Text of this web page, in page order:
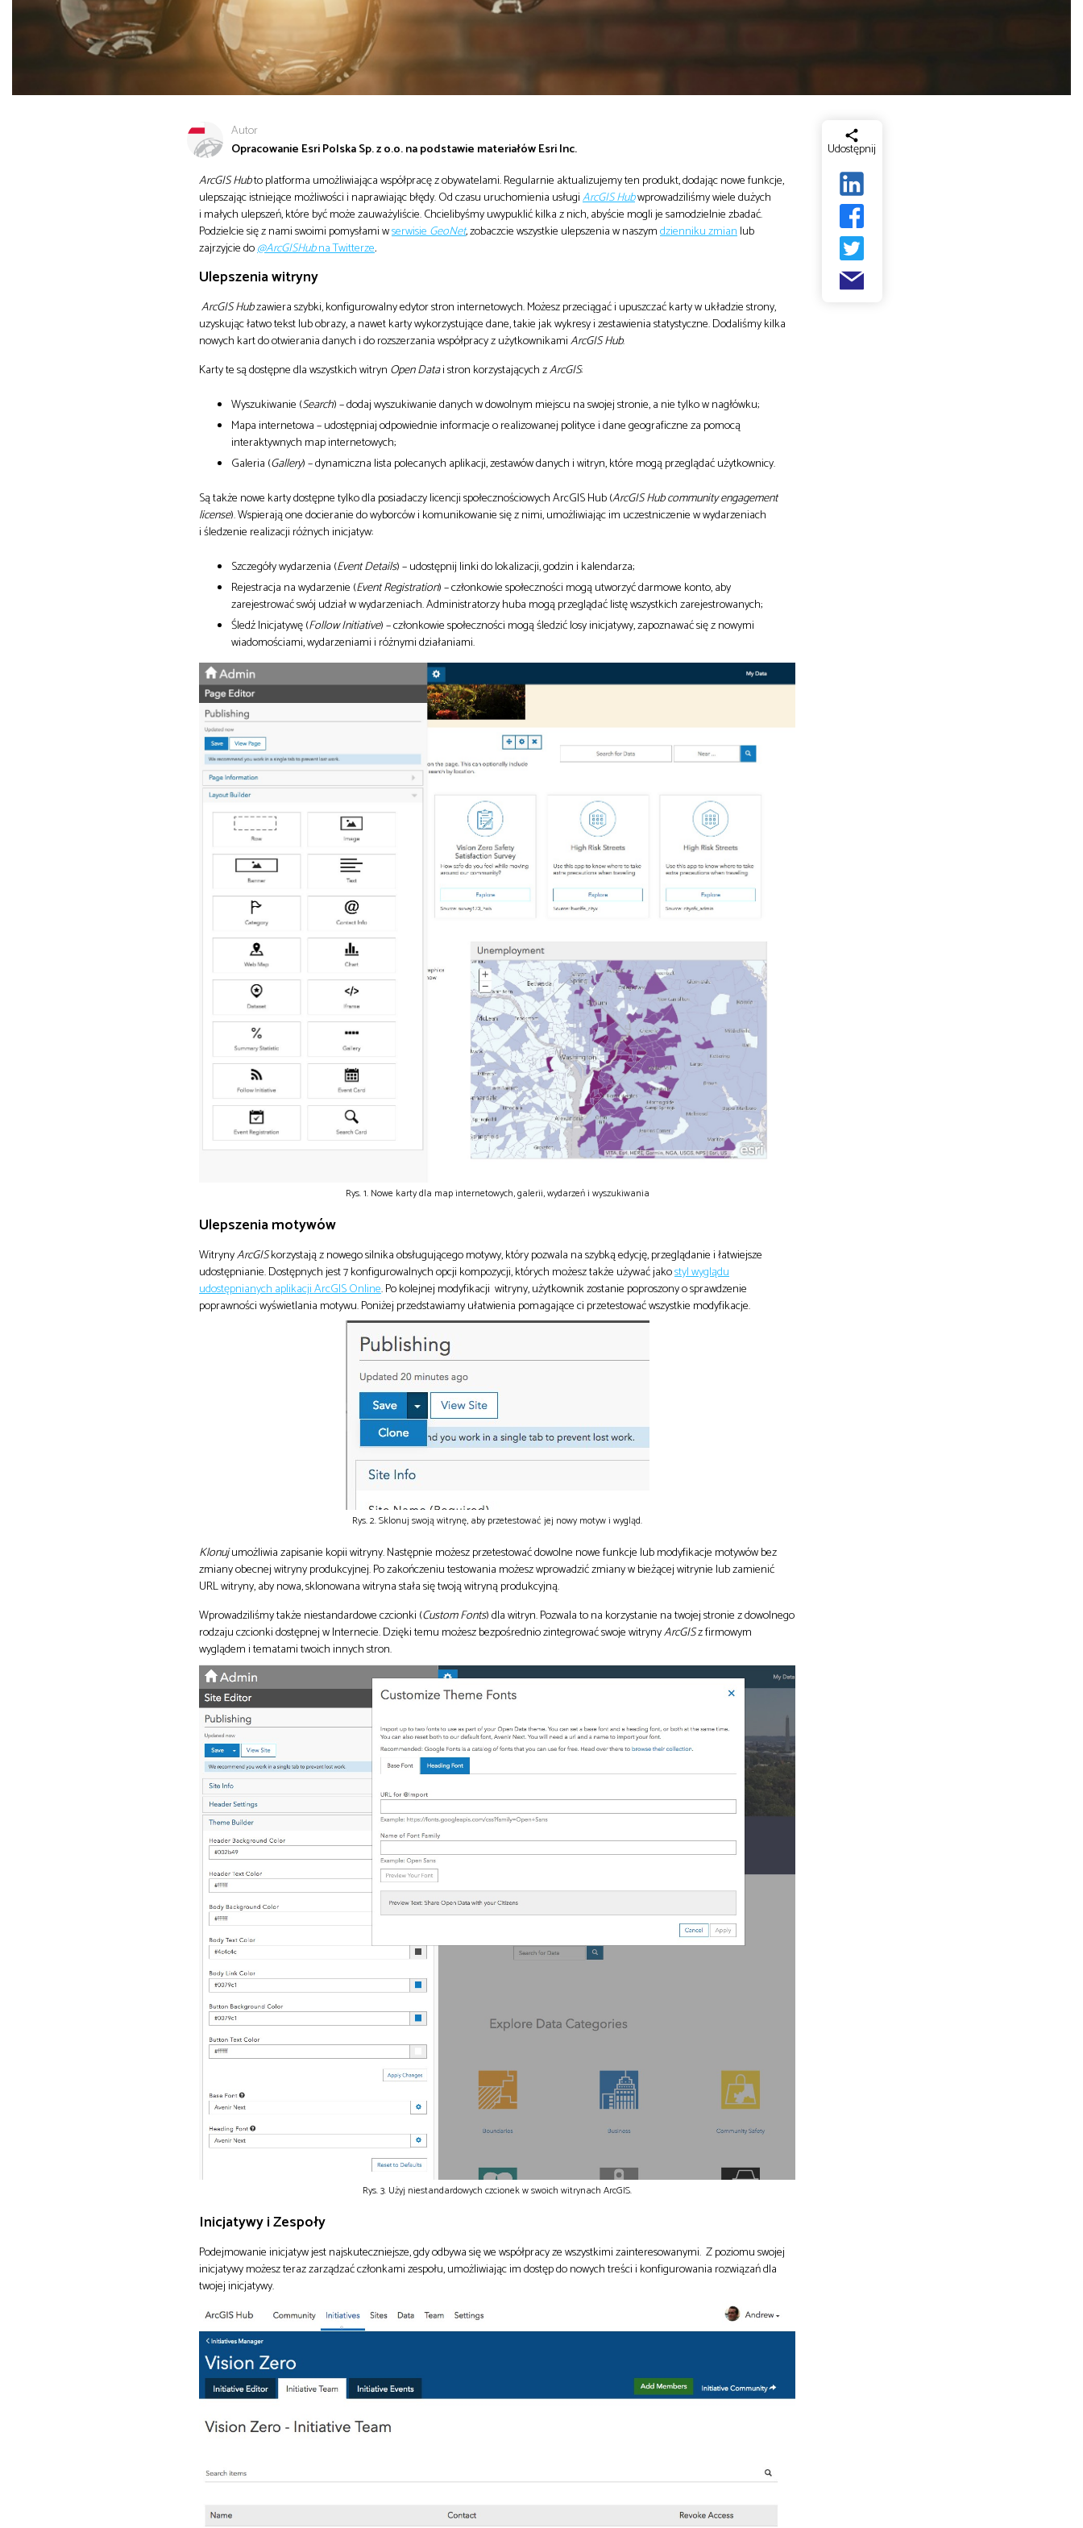
Autor
Opracowanie Esri Polska Sp. z o.o. na podstawie materiałów Esri Inc.
ArcGIS Hubto platforma umożliwiająca współpracę z obywatelami. Regularnie aktualizujemy ten produkt, dodając nowe funkcje,
ulepszając istniejące możliwości i naprawiając błędy. Od czasu uruchomienia usługiArcGIS Hubwprowadziliśmy wiele dużych
i małych ulepszeń, które być może zauważyliście. Chcielibyśmy uwypuklić kilka z nich, abyście mogli je samodzielnie zbadać.
Podzielcie się z nami swoimi pomysłami wserwisieGeoNet,zobaczcie wszystkie ulepszenia w naszymdzienniku zmianlub
zajrzyjcie do@ArcGISHubna Twitterze.
Ulepszenia witryny
ArcGIS Hubzawiera szybki, konfigurowalny edytor stron internetowych. Możesz przeciągać i upuszczać karty w układzie strony,
uzyskując łatwo tekst lub obrazy, a nawet karty wykorzystujące dane, takie jak wykresy i zestawienia statystyczne. Dodaliśmy kilka
nowych kart do otwierania danych i do rozszerzania współpracy z użytkownikamiArcGIS Hub.
Karty te są dostępne dla wszystkich witryn Open Datai stron korzystających zArcGIS:
Wyszukiwanie (Search) – dodaj wyszukiwanie danych w dowolnym miejscu na swojej stronie, a nie tylko w nagłówku;
Mapa internetowa – udostępniaj odpowiednie informacje o realizowanej polityce i dane geograficzne za pomocą
interaktywnych map internetowych;
Galeria (Gallery) – dynamiczna lista polecanych aplikacji, zestawów danych i witryn, które mogą przeglądać użytkownicy.
Są także nowe karty dostępne tylko dla posiadaczy licencji społecznościowych ArcGIS Hub (ArcGIS Hub community engagement
license). Wspierają one docieranie do wyborców i komunikowanie się z nimi, umożliwiając im uczestniczenie w wydarzeniach
i śledzenie realizacji różnych inicjatyw:
Szczegóły wydarzenia (Event Details) – udostępnij linki do lokalizacji, godzin i kalendarza;
Rejestracja na wydarzenie (Event Registration) – członkowie społeczności mogą utworzyć darmowe konto, aby
zarejestrować swój udział w wydarzeniach. Administratorzy huba mogą przeglądać listę wszystkich zarejestrowanych;
Śledź Inicjatywę (Follow Initiative) – członkowie społeczności mogą śledzić losy inicjatywy, zapoznawać się z nowymi
wiadomościami, wydarzeniami i różnymi działaniami.
Rys. 1. Nowe karty dla map internetowych, galerii, wydarzeń i wyszukiwania
Ulepszenia motywów
WitrynyArcGISkorzystają z nowego silnika obsługującego motywy, który pozwala na szybką edycję, przeglądanie i łatwiejsze
udostępnianie. Dostępnych jest 7 konfigurowalnych opcji kompozycji, których możesz także używać jakostyl wyglądu
udostępnianych aplikacji ArcGIS Online. Po kolejnej modyfikacji witryny, użytkownik zostanie poproszony o sprawdzenie
poprawności wyświetlania motywu. Poniżej przedstawiamy ułatwienia pomagające ci przetestować wszystkie modyfikacje.
Rys. 2. Sklonuj swoją witrynę, aby przetestować jej nowy motyw i wygląd.
Klonujumożliwia zapisanie kopii witryny. Następnie możesz przetestować dowolne nowe funkcje lub modyfikacje motywów bez
zmiany obecnej witryny produkcyjnej. Po zakończeniu testowania możesz wprowadzić zmiany w bieżącej witrynie lub zamienić
URL witryny, aby nowa, sklonowana witryna stała się twoją witryną produkcyjną.
Wprowadziliśmy także niestandardowe czcionki (Custom Fonts) dla witryn. Pozwala to na korzystanie na twojej stronie z dowolnego
rodzaju czcionki dostępnej w Internecie. Dzięki temu możesz bezpośrednio zintegrować swoje witrynyArcGISz firmowym
wyglądem i tematami twoich innych stron.
Rys. 3. Użyj niestandardowych czcionek w swoich witrynach ArcGIS.
Inicjatywy i Zespoły
Podejmowanie inicjatyw jest najskuteczniejsze, gdy odbywa się we współpracy ze wszystkimi zainteresowanymi. Z poziomu swojej
inicjatywy możesz teraz zarządzać członkami zespołu, umożliwiając im dostęp do nowych treści i konfigurowania rozwiązań dla
twojej inicjatywy.
Udostępnij